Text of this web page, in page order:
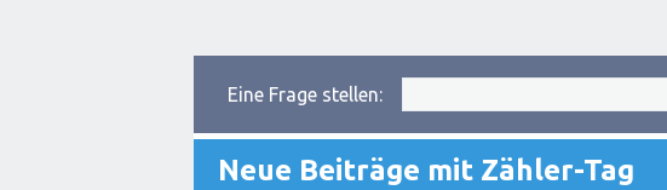
Eine Frage stellen:
Neue Beiträge mit Zähler-Tag